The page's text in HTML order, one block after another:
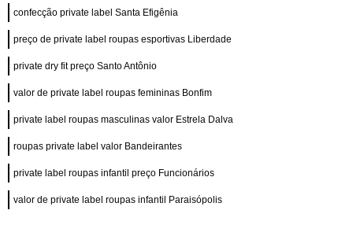
confecção private label Santa Efigênia
preço de private label roupas esportivas Liberdade
private dry fit preço Santo Antônio
valor de private label roupas femininas Bonfim
private label roupas masculinas valor Estrela Dalva
roupas private label valor Bandeirantes
private label roupas infantil preço Funcionários
valor de private label roupas infantil Paraisópolis